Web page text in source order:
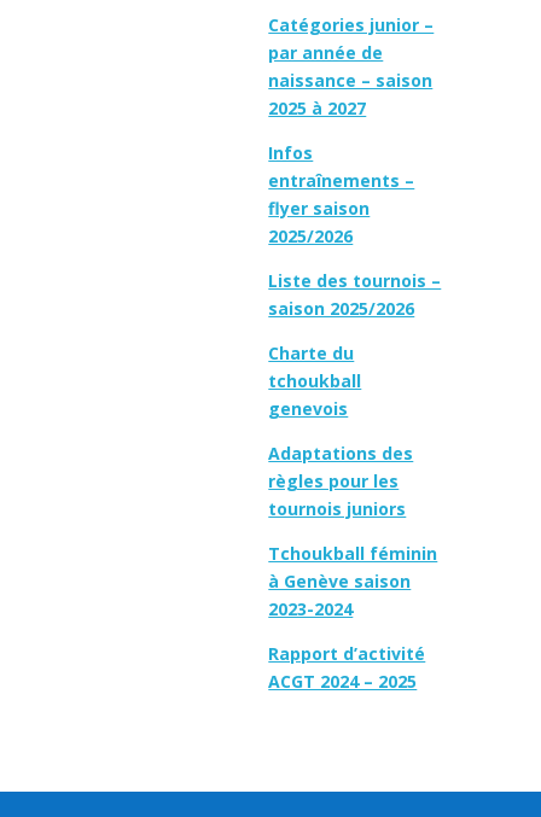
Catégories junior –
par année de
naissance – saison
2025 à 2027
Infos
entraînements –
flyer saison
2025/2026
Liste des tournois –
saison 2025/2026
Charte du
tchoukball
genevois
Adaptations des
règles pour les
tournois juniors
Tchoukball féminin
à Genève saison
2023-2024
Rapport d’activité
ACGT 2024 – 2025